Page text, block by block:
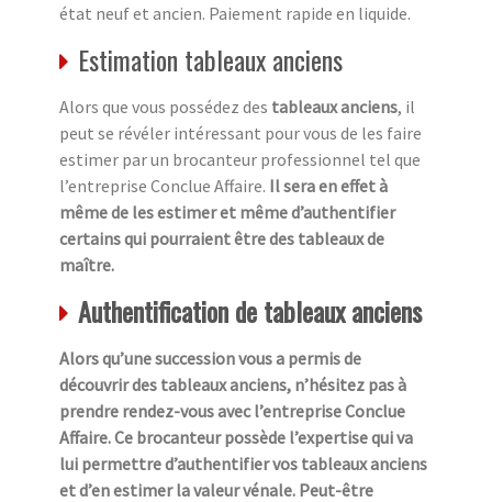
état neuf et ancien. Paiement rapide en liquide.
Estimation tableaux anciens
Alors que vous possédez des tableaux anciens, il
peut se révéler intéressant pour vous de les faire
estimer par un brocanteur professionnel tel que
l’entreprise Conclue Affaire. Il sera en effet à
même de les estimer et même d’authentifier
certains qui pourraient être des tableaux de
maître.
Authentification de tableaux anciens
Alors qu’une succession vous a permis de
découvrir des tableaux anciens, n’hésitez pas à
prendre rendez-vous avec l’entreprise Conclue
Affaire. Ce brocanteur possède l’expertise qui va
lui permettre d’authentifier vos tableaux anciens
et d’en estimer la valeur vénale. Peut-être